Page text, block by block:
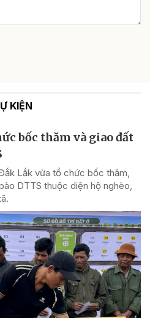
KIỆN
bốc thăm và giao đất
Lắk vừa tổ chức bốc thăm,
DTTS thuộc diện hộ nghèo,